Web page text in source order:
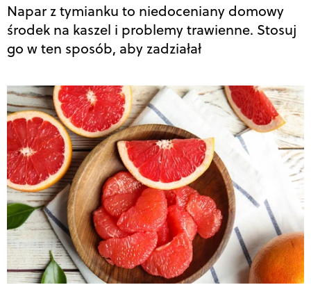
Napar z tymianku to niedoceniany domowy
środek na kaszel i problemy trawienne. Stosuj
go w ten sposób, aby zadziałał